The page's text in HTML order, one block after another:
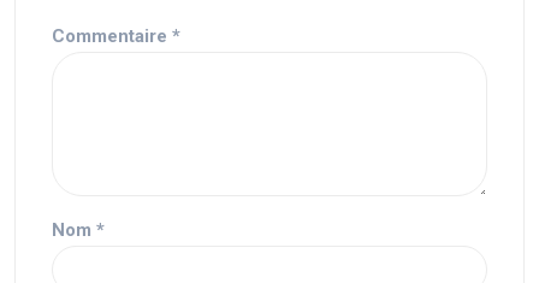
Commentaire *
Nom *